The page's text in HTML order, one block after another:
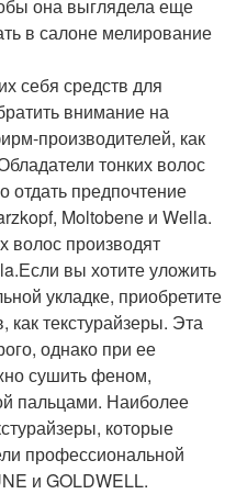
она выглядела еще
в салоне мелирование
себя средств для
внимание на
производителей, как
тонких волос
отдать предпочтение
Moltobene и Wella.
волос производят
вы хотите уложить
укладке, приобретите
как текстурайзеры. Эта
однако при ее
сушить феном,
пальцами. Наиболее
которые
профессиональной
и GOLDWELL.